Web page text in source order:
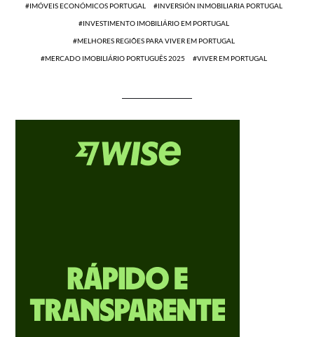
IMÓVEIS ECONÓMICOS PORTUGAL INVERSIÓN INMOBILIARIA PORTUGAL
INVESTIMENTO IMOBILIÁRIO EM PORTUGAL
MELHORES REGIÕES PARA VIVER EM PORTUGAL
MERCADO IMOBILIÁRIO PORTUGUÊS 2025 VIVER EM PORTUGAL